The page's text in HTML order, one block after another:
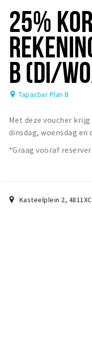
25%
B (DI/
Tapasbar Plan B
Met deze voucher
dinsdag, woensdag en
*Graag vooraf
Kasteelplein 2, 4811XC